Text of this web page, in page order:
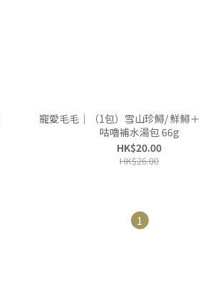
寵愛毛毛｜（1包）雪山珍鱘/ 鮮鱘
咕嚕補水湯包 66g
HK$20.00
HK$26.00
1